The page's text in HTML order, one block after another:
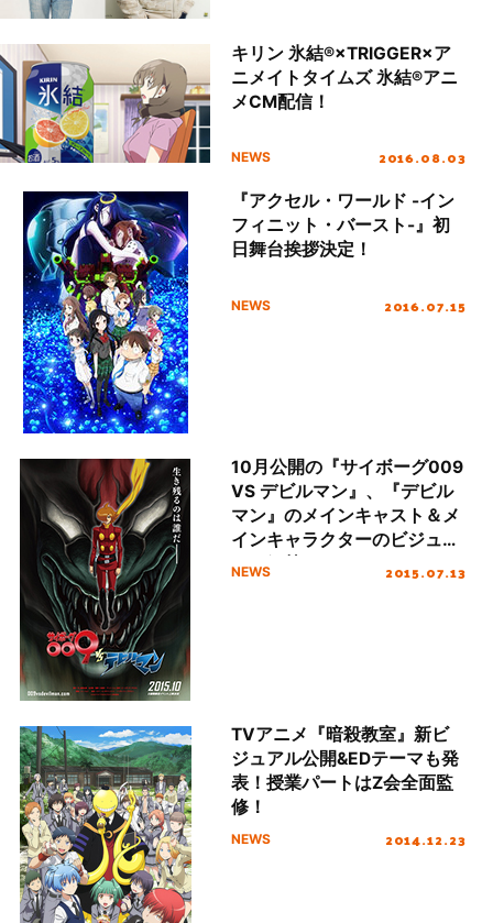
キリン 氷結®×TRIGGER×ア
ニメイトタイムズ 氷結®アニ
メCM配信！
NEWS 2016.08.03
『アクセル・ワールド -イン
フィニット・バースト-』初
日舞台挨拶決定！
NEWS 2016.07.15
10月公開の『サイボーグ009
VS デビルマン』、『デビル
マン』のメインキャスト＆メ
インキャラクターのビジュア
ルが解禁！
NEWS 2015.07.13
TVアニメ『暗殺教室』新ビ
ジュアル公開&EDテーマも発
表！授業パートはZ会全面監
修！
NEWS 2014.12.23